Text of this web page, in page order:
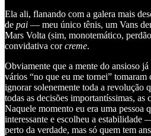
Ela ali, flanando com a galera mais
de pai — meu único tênis, um Vans
Mars Volta (sim, monotemático,
convidativa corcreme.
Obviamente que a mente do ansioso
vários “no que eu me tornei” tomaram
ignorar solenemente toda a revolução
todas as decisões importantíssimas, as
Naquele momento eu era uma pessoa
interessante e escolheu a estabilidade
perto da verdade, mas só quem tem